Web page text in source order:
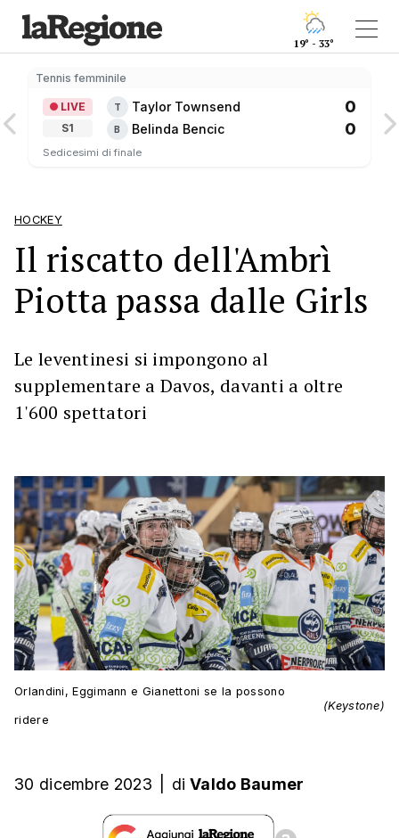
19° - 33°
Tennis femminile
LIVE
S1
T Taylor Townsend 0
B Belinda Bencic 0
Sedicesimi di finale
HOCKEY
Il riscatto dell'Ambrì
Piotta passa dalle Girls
Le leventinesi si impongono al
supplementare a Davos, davanti a oltre
1'600 spettatori
Orlandini, Eggimann e Gianettoni se la possono
ridere
(Keystone)
30 dicembre 2023 di Valdo Baumer